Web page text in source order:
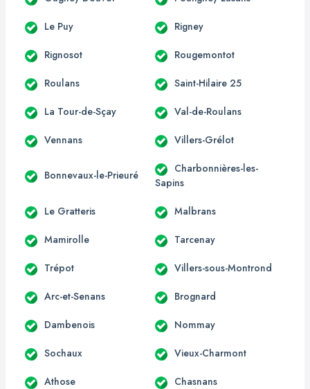
Le Puy Rigney
Rignosot Rougemontot
Roulans Saint-Hilaire 25
La Tour-de-Sçay Val-de-Roulans
Vennans Villers-Grélot
Bonnevaux-le-Prieuré
Charbonnières-les-
Sapins
Le Gratteris Malbrans
Mamirolle Tarcenay
Trépot Villers-sous-Montrond
Arc-et-Senans Brognard
Dambenois Nommay
Sochaux Vieux-Charmont
Athose Chasnans